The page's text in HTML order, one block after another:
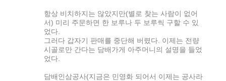
항상 비치하지는 않았지만(별로 찾는 사람이 없어
서) 미리 주문하면 한 보루나 두 보루씩 구할 수 있
었다.
그러다 갑자기 판매를 중단해 버렸다. 이제는 전량
시골로만 간다는 담배가게 아주머니의 설명을 들었
었다.
담배인삼공사(지금은 민영화 되어서 이제는 공사라